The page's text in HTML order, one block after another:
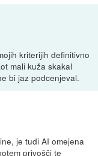
kriterijih definitivno
mali kuža skakal
bi jaz podcenjeval.
je tudi AI omejena
privošči te